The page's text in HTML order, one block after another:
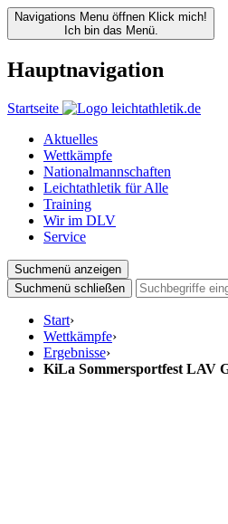
Navigations Menu öffnen Klick mich!
Ich bin das Menü.
Hauptnavigation
Startseite
Aktuelles
Wettkämpfe
Nationalmannschaften
Leichtathletik für Alle
Training
Wir im DLV
Service
Suchmenü anzeigen
Suchmenü schließen
Start›
Wettkämpfe›
Ergebnisse›
KiLa Sommersportfest LAV